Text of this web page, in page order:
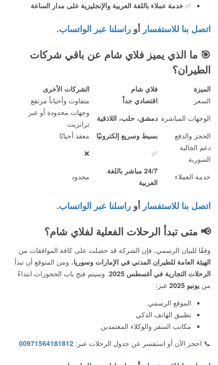
✅ خدمة عملاء باللغة العربية والإنجليزية على مدار الساعة
اتصل بنا للاستفسار أو راسلنا عبر الواتساب.
🎯 ما الذي يميز فلاي شام عن باقي شركات
الطيران؟
الميزة فلاي شام
الشركات الأخرى
السعر
اقتصادي جداً
متفاوت وأحياناً مرتفع
الوجهات المباشرة دمشق، حلب، اللاذقية
وجهات محدودة أو عبر
ترانزيت
الحجز والدفع
بسيط وسريع إلكترونيًا
معقد أحيانًا
دعم الجالية
السورية
✅
❌
خدمة العملاء
24/7 مباشر باللغة
العربية
محدود
اتصل بنا للاستفسار أو راسلنا عبر الواتساب.
📢 متى تبدأ الرحلات الفعلية لفلاي شام؟
وفقًا للبيان الرسمي، فإن الشركة قد حصلت على كافة الموافقات من
الهيئة العامة للطيران المدني في الإمارات وسوريا، ومن المتوقع أن تبدأ
الرحلات التجارية في أغسطس 2025
. وسيتم فتح باب الحجوزات ابتداءً
من يونيو 2025
عبر:
الموقع الرسمي
تطبيق الهاتف الذكي
مكاتب السفر والوكلاء المعتمدين
📞 احجز الآن أو استفسر عن جدول الرحلات عبر: 00971564181812